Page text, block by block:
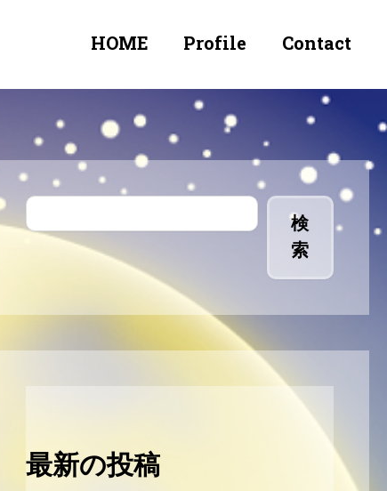
HOME Profile Contact
検
索
最新の投稿